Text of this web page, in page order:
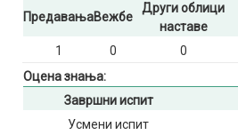
ПредавањаВежбе
Други облици
наставе
1
0 0
Оцена знања:
Завршни испит
Усмени испит